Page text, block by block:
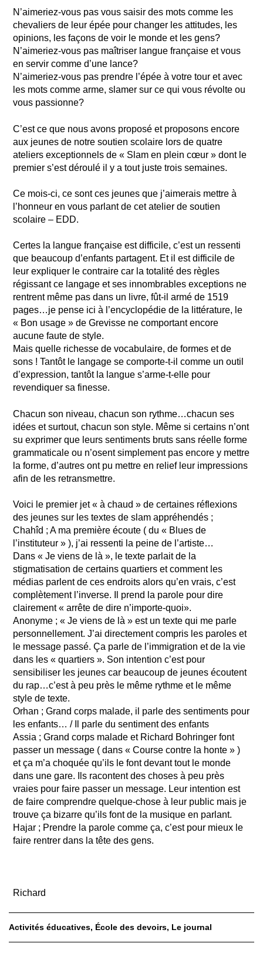
N’aimeriez-vous pas vous saisir des mots comme les
chevaliers de leur épée pour changer les attitudes, les
opinions, les façons de voir le monde et les gens?
N’aimeriez-vous pas maîtriser langue française et vous
en servir comme d’une lance?
N’aimeriez-vous pas prendre l’épée à votre tour et avec
les mots comme arme, slamer sur ce qui vous révolte ou
vous passionne?
C’est ce que nous avons proposé et proposons encore
aux jeunes de notre soutien scolaire lors de quatre
ateliers exceptionnels de « Slam en plein cœur » dont le
premier s’est déroulé il y a tout juste trois semaines.
Ce mois-ci, ce sont ces jeunes que j’aimerais mettre à
l’honneur en vous parlant de cet atelier de soutien
scolaire – EDD.
Certes la langue française est difficile, c’est un ressenti
que beaucoup d’enfants partagent. Et il est difficile de
leur expliquer le contraire car la totalité des règles
régissant ce langage et ses innombrables exceptions ne
rentrent même pas dans un livre, fût-il armé de 1519
pages…je pense ici à l’encyclopédie de la littérature, le
« Bon usage » de Grevisse ne comportant encore
aucune faute de style.
Mais quelle richesse de vocabulaire, de formes et de
sons ! Tantôt le langage se comporte-t-il comme un outil
d’expression, tantôt la langue s’arme-t-elle pour
revendiquer sa finesse.
Chacun son niveau, chacun son rythme…chacun ses
idées et surtout, chacun son style. Même si certains n’ont
su exprimer que leurs sentiments bruts sans réelle forme
grammaticale ou n’osent simplement pas encore y mettre
la forme, d’autres ont pu mettre en relief leur impressions
afin de les retransmettre.
Voici le premier jet « à chaud » de certaines réflexions
des jeunes sur les textes de slam appréhendés ;
Chahîd ; A ma première écoute ( du « Blues de
l’instituteur » ), j’ai ressenti la peine de l’artiste…
Dans « Je viens de là », le texte parlait de la
stigmatisation de certains quartiers et comment les
médias parlent de ces endroits alors qu’en vrais, c’est
complètement l’inverse. Il prend la parole pour dire
clairement « arrête de dire n’importe-quoi».
Anonyme ; « Je viens de là » est un texte qui me parle
personnellement. J’ai directement compris les paroles et
le message passé. Ça parle de l’immigration et de la vie
dans les « quartiers ». Son intention c’est pour
sensibiliser les jeunes car beaucoup de jeunes écoutent
du rap…c’est à peu près le même rythme et le même
style de texte.
Orhan ; Grand corps malade, il parle des sentiments pour
les enfants… / Il parle du sentiment des enfants
Assia ; Grand corps malade et Richard Bohringer font
passer un message ( dans « Course contre la honte » )
et ça m’a choquée qu’ils le font devant tout le monde
dans une gare. Ils racontent des choses à peu près
vraies pour faire passer un message. Leur intention est
de faire comprendre quelque-chose à leur public mais je
trouve ça bizarre qu’ils font de la musique en parlant.
Hajar ; Prendre la parole comme ça, c’est pour mieux le
faire rentrer dans la tête des gens.
Richard
Activités éducatives École des devoirs Le journal